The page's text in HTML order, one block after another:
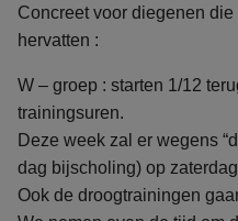
Concreet voor diegenen
hervatten :
W – groep : starten 1/12
trainingsuren.
Deze week zal er wegens
dag bijscholing) op
Ook de droogtrainingen